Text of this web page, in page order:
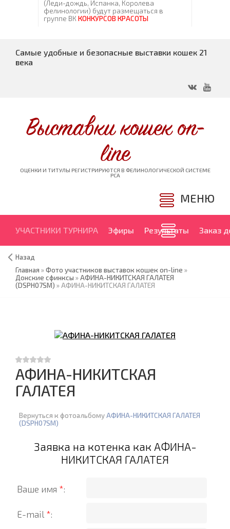
Самые удобные и безопасные выставки кошек 21
века
Выставки кошек on-
line
ОЦЕНКИ И ТИТУЛЫ РЕГИСТРИРУЮТСЯ В ФЕЛИНОЛОГИЧЕСКОЙ СИСТЕМЕ
PCA
МЕНЮ
УЧАСТНИКИ ТУРНИРА Эфиры Результаты Заказ
Назад
Главная »Фото участников выставок кошек on-line »
Донские сфинксы »АФИНА-НИКИТСКАЯ ГАЛАТЕЯ
(DSPH07SM) » АФИНА-НИКИТСКАЯ ГАЛАТЕЯ
АФИНА-НИКИТСКАЯ
ГАЛАТЕЯ
Вернуться к фотоальбомуАФИНА-НИКИТСКАЯ ГАЛАТЕЯ
(DSPH07SM)
Заявка на котенка как АФИНА-
НИКИТСКАЯ ГАЛАТЕЯ
Ваше имя *:
E-mail *: